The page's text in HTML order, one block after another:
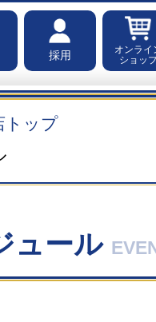
採用
オンライ
ショッ
トップ
ュール